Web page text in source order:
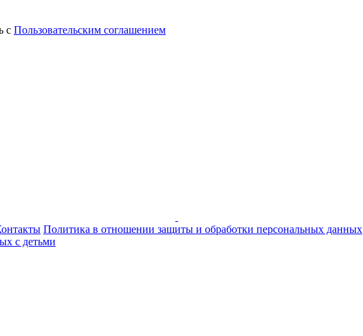
с Пользовательским соглашением
Политика в отношении защиты и обработки персональных данных
с детьми